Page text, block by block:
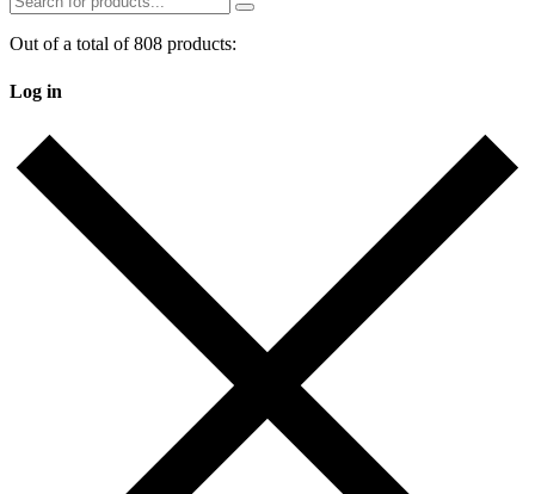
Out of a total of 808 products:
Log in